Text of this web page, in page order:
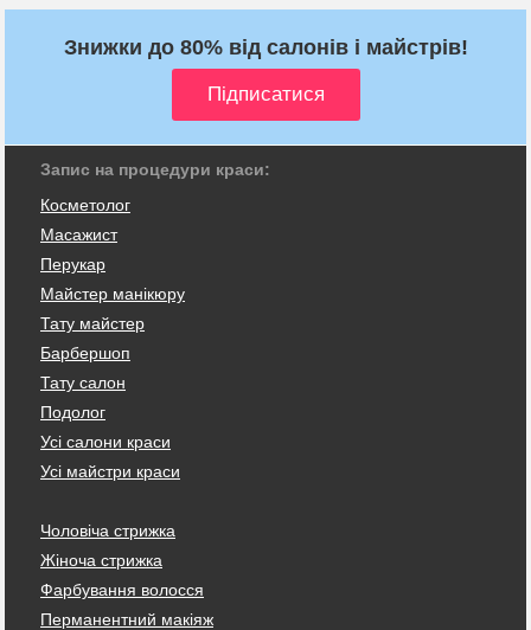
Знижки до 80% від салонів і майстрів!
Запис на процедури краси:
Косметолог
Масажист
Перукар
Майстер манікюру
Тату майстер
Барбершоп
Тату салон
Подолог
Усі салони краси
Усі майстри краси
Чоловіча стрижка
Жіноча стрижка
Фарбування волосся
Перманентний макіяж